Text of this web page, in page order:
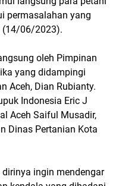
permasalahan yang
(14/06/2023).
oleh Pimpinan
yang didampingi
Aceh, Dian Rubianty.
Indonesia Eric J
Aceh Saiful Musadir,
Dinas Pertanian Kota
ingin mendengar